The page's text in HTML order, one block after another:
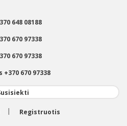
648 08188
670 97338
670 97338
+370 670 97338
Registruotis